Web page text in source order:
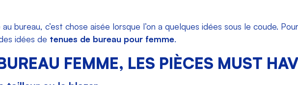
bureau, c’est chose aisée lorsque l’on a quelques idées sous le coude.
idées de tenues de bureau pour femme.
FEMME, LES PIÈCES MUST